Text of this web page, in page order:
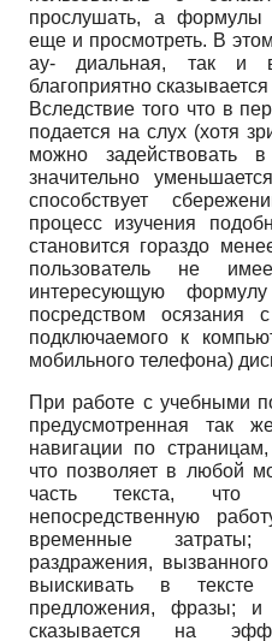
прослушать, а формулы
еще и просмотреть. В
ау- диальная, так и
благоприятно
Вследствие того что в
подается на слух (хотя
можно задействовать в
значительно
способствует
процесс изучения
становится гораздо
пользователь не
интересующую
посредством осязания
подключаемого к
мобильного телефона)
При работе с учебными
предусмотренная так
навигации по
что позволяет в любой
часть текста, что
непосредственную
временные
раздражения,
выискивать в тексте
предложения, фразы; и
сказывается на